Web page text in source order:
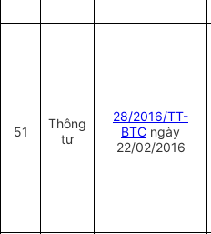
51
Thông
tư
28/2016/TT-
BTC ngày
22/02/2016